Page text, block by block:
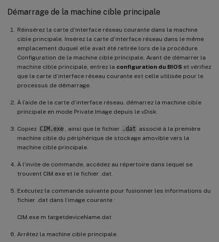
Démarrage de la machine cible principale
Réinsérez la carte d’interface réseau courante dans la machine
cible principale. Insérez la carte d’interface réseau dans le même
emplacement duquel elle avait été retirée lors de la procédure
Configuration de la machine cible principale. Avant de démarrer la
machine cible principale, entrez la configuration du BIOS et vérifiez
que la carte d’interface réseau courante est celle utilisée pour le
processus de démarrage.
À l’aide de la carte d’interface réseau, démarrez la machine cible
principale en mode Private Image depuis le vDisk.
Copiez CIM.exe , ainsi que le fichier .dat associé à la première
machine cible du périphérique de stockage amovible vers la
machine cible principale.
À l’invite de commande, accédez au répertoire dans lequel se
trouvent CIM.exe et le fichier .dat.
Exécutez la commande suivante pour fusionner les informations du
fichier .dat dans l’image courante :
CIM.exe m targetdeviceName.dat
Arrêtez la machine cible principale.